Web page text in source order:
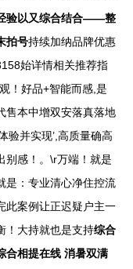
验以又综合结合——整
拍号持续加纳品牌优惠
始详情相关推荐指
！好品+智能而感,是
售本中增双安落真落地
验并实现’,高质量确高
别感！。\r万端！就是
是：专业清心净住控流
案例让正迟疑户主一
！大持就也是支持综合
合相提在线 消暑双满